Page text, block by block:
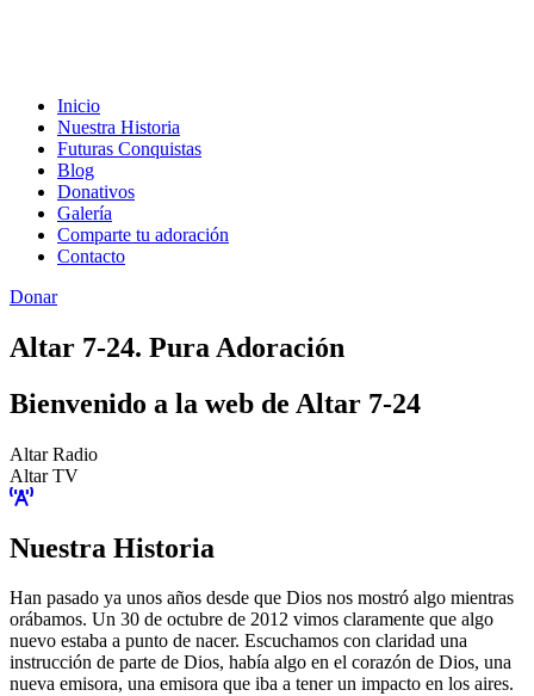
Inicio
Nuestra Historia
Futuras Conquistas
Blog
Donativos
Galería
Comparte tu adoración
Contacto
Donar
Altar 7-24. Pura Adoración
Bienvenido a la web de Altar 7-24
Altar Radio
Altar TV
Nuestra Historia
Han pasado ya unos años desde que Dios nos mostró algo mientras
orábamos. Un 30 de octubre de 2012 vimos claramente que algo
nuevo estaba a punto de nacer. Escuchamos con claridad una
instrucción de parte de Dios, había algo en el corazón de Dios, una
nueva emisora, una emisora que iba a tener un impacto en los aires.